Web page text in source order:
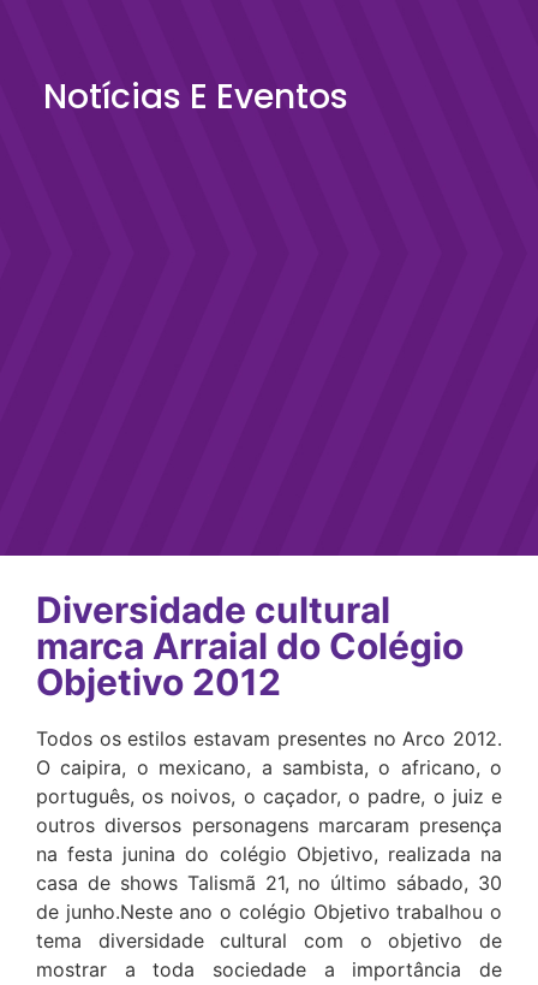
Notícias E Eventos
Diversidade cultural
marca Arraial do Colégio
Objetivo 2012
Todos os estilos estavam presentes no Arco 2012.
O caipira, o mexicano, a sambista, o africano, o
português, os noivos, o caçador, o padre, o juiz e
outros diversos personagens marcaram presença
na festa junina do colégio Objetivo, realizada na
casa de shows Talismã 21, no último sábado, 30
de junho.Neste ano o colégio Objetivo trabalhou o
tema diversidade cultural com o objetivo de
mostrar a toda sociedade a importância de